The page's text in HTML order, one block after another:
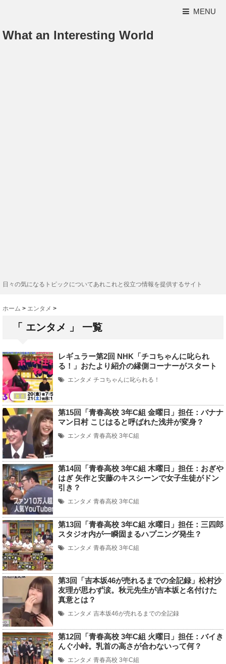
MENU
What an Interesting World
日々の気になるトピックについてあれこれと役立つ情報を提供するサイト
ホーム > エンタメ >
「 エンタメ 」 一覧
レギュラー第2回 NHK「チコちゃんに叱られ
る！」おたより紹介の縁側コーナーがスタート
エンタメ チコちゃんに叱られる！
第15回「青春高校 3年C組 金曜日」担任：バナナ
マン日村 こじはると呼ばれた浅井が変身？
エンタメ 青春高校 3年C組
第14回「青春高校 3年C組 木曜日」担任：おぎや
はぎ 矢作と安藤のキスシーンで女子生徒がドン
引き？
エンタメ 青春高校 3年C組
第13回「青春高校 3年C組 水曜日」担任：三四郎
スタジオ内が一瞬固まるハプニング発生？
エンタメ 青春高校 3年C組
第3回「吉本坂46が売れるまでの全記録」松村沙
友理が思わず涙。秋元先生が吉本坂と名付けた
真意とは？
エンタメ 吉本坂46が売れるまでの全記録
第12回「青春高校 3年C組 火曜日」担任：バイき
んぐ小峠。乳首の高さが合わないって何？
エンタメ 青春高校 3年C組